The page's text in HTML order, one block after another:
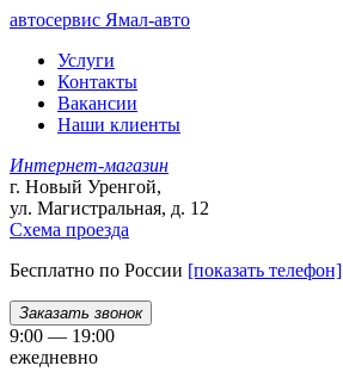
автосервис Ямал-авто
Услуги
Контакты
Вакансии
Наши клиенты
Интернет-магазин
г. Новый Уренгой,
ул. Магистральная, д. 12
Схема проезда
Бесплатно по России [показать телефон]
Заказать звонок
9:00 — 19:00
ежедневно